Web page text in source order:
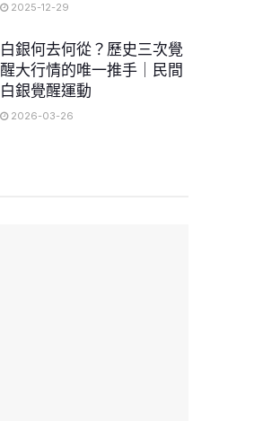
2025-12-29
白銀何去何從？歷史三次覺
醒大行情的唯一推手｜民間
白銀覺醒運動
2026-03-26